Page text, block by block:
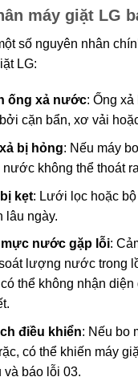
máy giặt LG
số nguyên nhân
LG:
ống xả nước: Ống xả
cặn bẩn, xơ vải
bị hỏng: Nếu máy
không thể thoát
kẹt: Lưới lọc hoặc
lâu ngày.
mực nước gặp lỗi:
lượng nước trong
có thể không nhận
điều khiển: Nếu bo
có thể khiến máy
và báo lỗi 03.